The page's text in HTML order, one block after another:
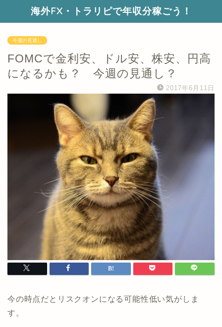
海外FX・トラリピで年収分稼ごう！
今週の見通し
FOMCで金利安、ドル安、株安、円高
になるかも？ 今週の見通し？
2017年6月11日
今の時点だとリスクオンになる可能性低い気がしま
す。